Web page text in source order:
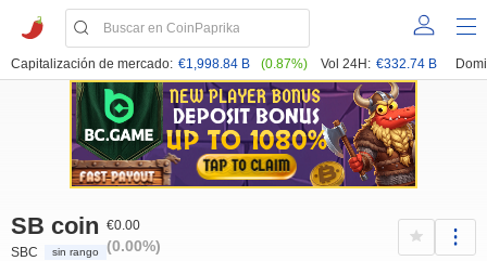
Capitalización de mercado: €1,998.84 B (0.87%) Vol 24H: €332.74 B
SB coin
SBC sin rango
€0.00
(0.00%)